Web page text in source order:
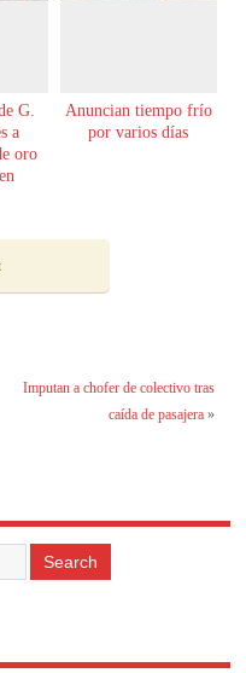
G.
a
oro
Anuncian tiempo frío
por varios días
Imputan a chofer de colectivo tras
caída de pasajera»